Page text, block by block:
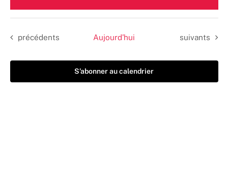
une
date.
Évènements
précédents Aujourd’hui Évènements
suivants
S’abonner au calendrier